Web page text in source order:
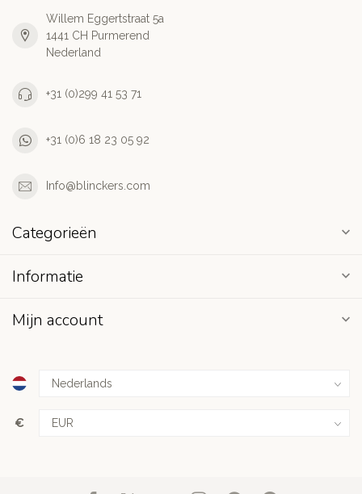
Willem Eggertstraat 5a
1441 CH Purmerend
Nederland
+31 (0)299 41 53 71
+31 (0)6 18 23 05 92
Info@blinckers.com
Categorieën
Informatie
Mijn account
€